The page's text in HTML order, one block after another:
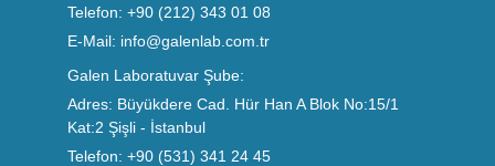
Telefon: +90 (212) 343 01 08
E-Mail: info@galenlab.com.tr
Galen Laboratuvar Şube:
Adres: Büyükdere Cad. Hür Han A Blok No:15/1
Kat:2 Şişli - İstanbul
Telefon: +90 (531) 341 24 45